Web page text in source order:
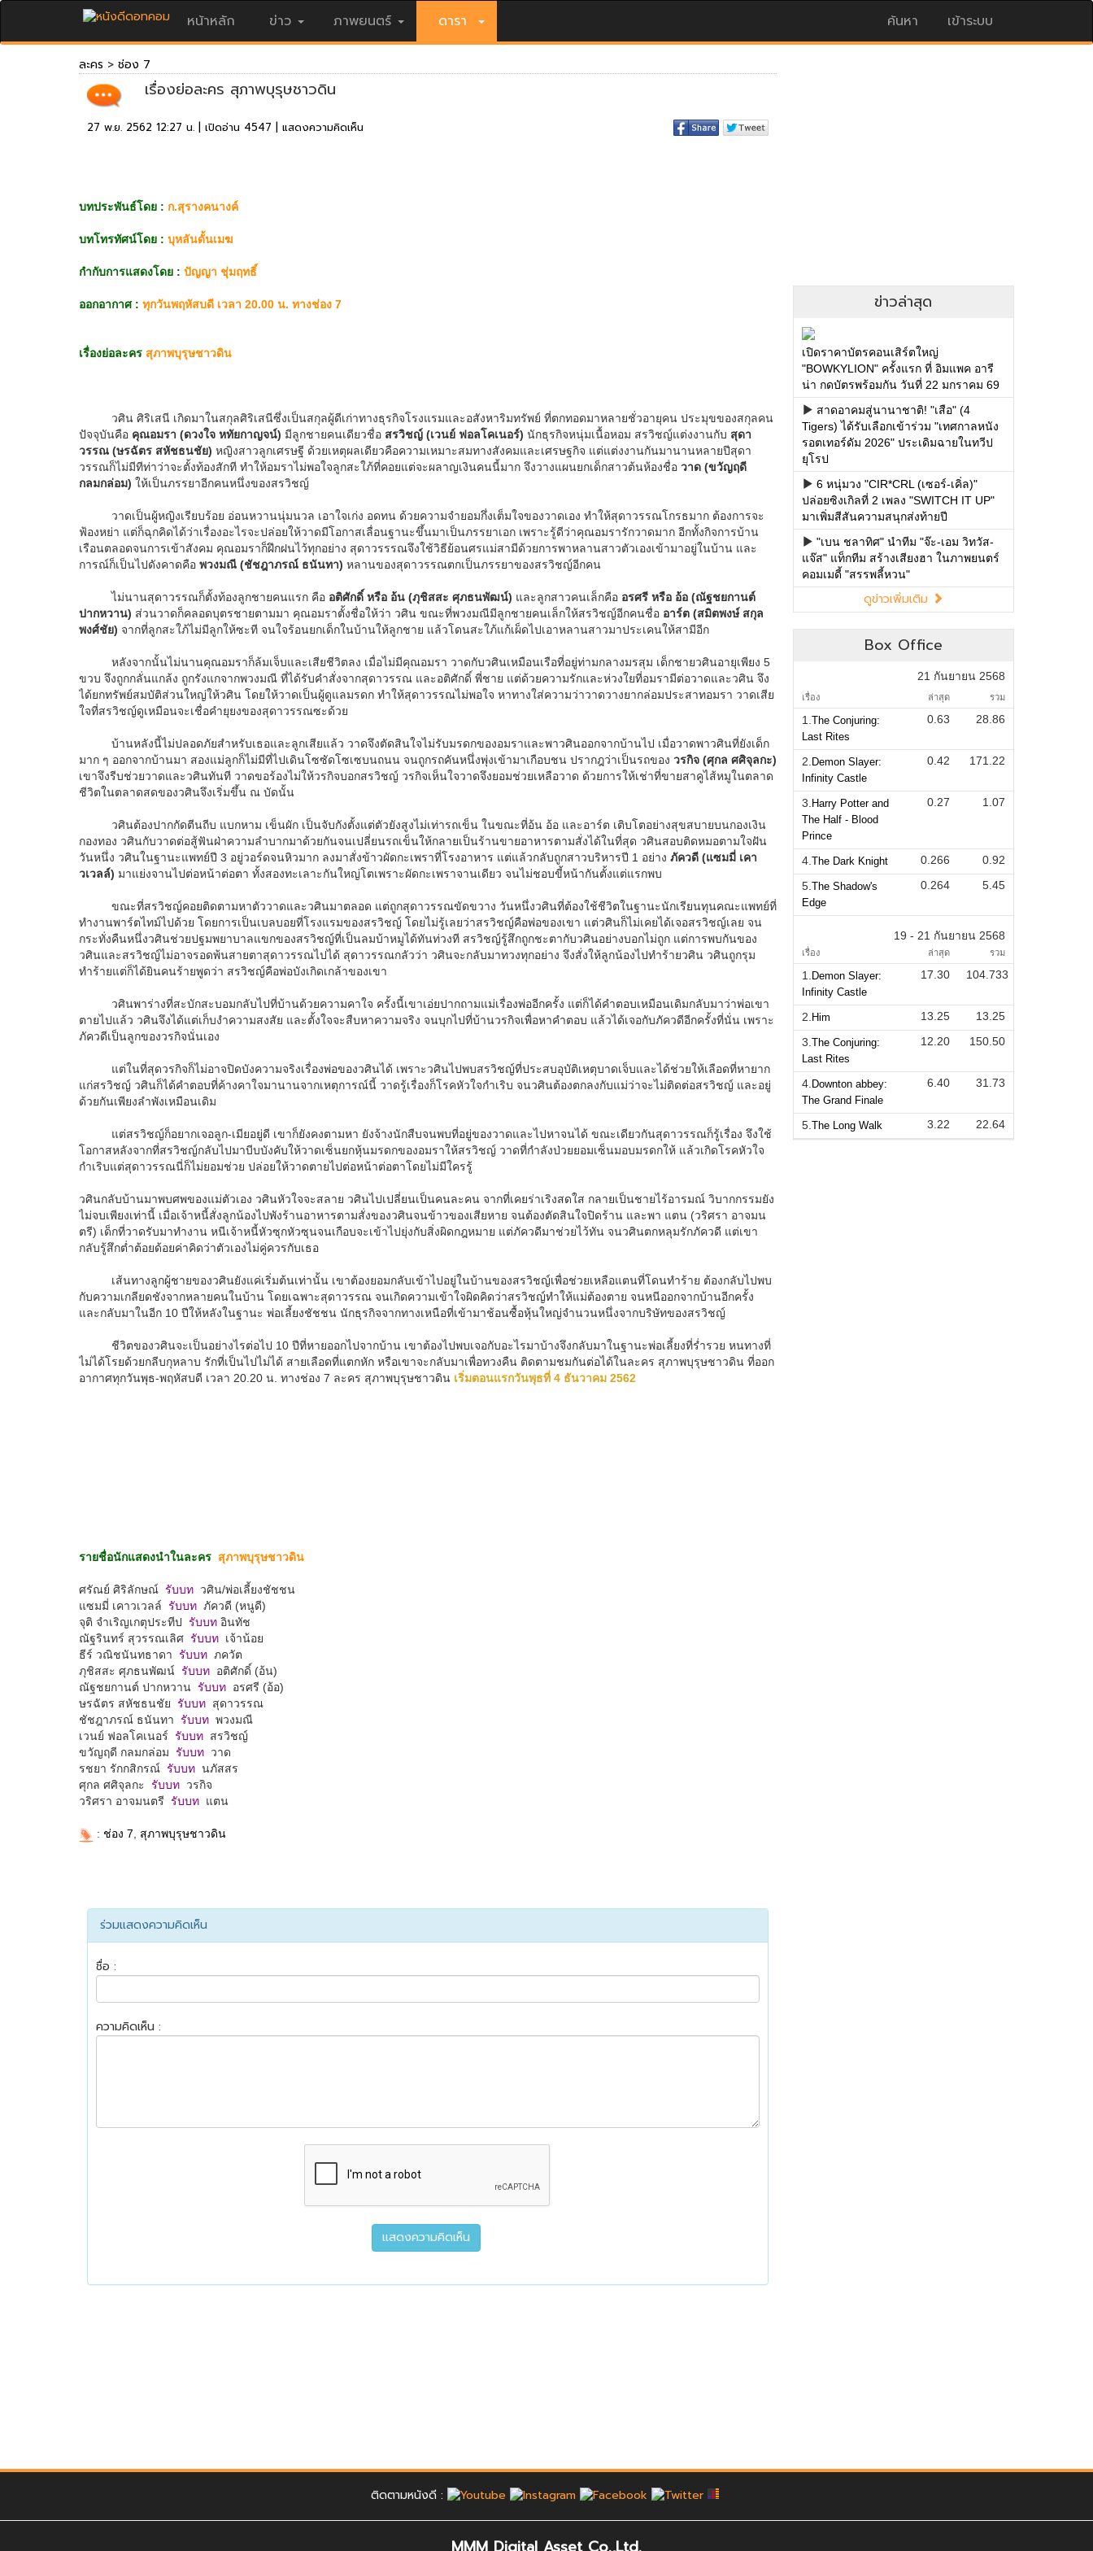
หน้าหลัก ข่าว ภาพยนตร์ ดารา ค้นหา เข้าระบบ
ข่าวล่าสุด
เปิดราคาบัตรคอนเสิร์ตใหญ่
"BOWKYLION" ครั้งแรก ที่ อิมแพค อารี
น่า กดบัตรพร้อมกัน วันที่ 22 มกราคม 69
สาดอาคมสู่นานาชาติ! "เสือ" (4
Tigers) ได้รับเลือกเข้าร่วม "เทศกาลหนัง
รอตเทอร์ดัม 2026" ประเดิมฉายในทวีป
ยุโรป
6 หนุ่มวง "CIR*CRL (เซอร์-เคิ่ล)"
ปล่อยซิงเกิลที่ 2 เพลง "SWITCH IT UP"
มาเพิ่มสีสันความสนุกส่งท้ายปี
"เบน ชลาทิศ" นำทีม "จ๊ะ-เอม วิทวัส-
แจ๊ส" แท็กทีม สร้างเสียงฮา ในภาพยนตร์
คอมเมดี้ "สรรพลี้หวน"
ดูข่าวเพิ่มเติม
Box Office
21 กันยายน 2568
เรื่อง ล่าสุด รวม
1. The Conjuring:
Last Rites
0.63 28.86
2. Demon Slayer:
Infinity Castle
0.42 171.22
3. Harry Potter and
The Half - Blood
Prince
0.27 1.07
4. The Dark Knight 0.266
0.92
5. The Shadow's
Edge
0.264 5.45
19 - 21 กันยายน 2568
เรื่อง ล่าสุด รวม
1. Demon Slayer:
Infinity Castle
17.30 104.733
2. Him 13.25
13.25
3. The Conjuring:
Last Rites
12.20 150.50
4. Downton abbey:
The Grand Finale
6.40 31.73
5. The Long Walk 3.22 22.64
ติดตามหนังดี :